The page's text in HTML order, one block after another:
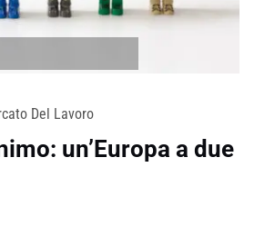
Del Lavoro
un’Europa a due